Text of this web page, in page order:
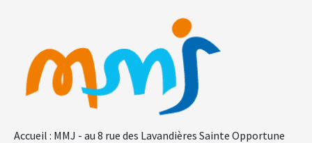
Accueil : MMJ - au 8 rue des Lavandières Sainte Opportune